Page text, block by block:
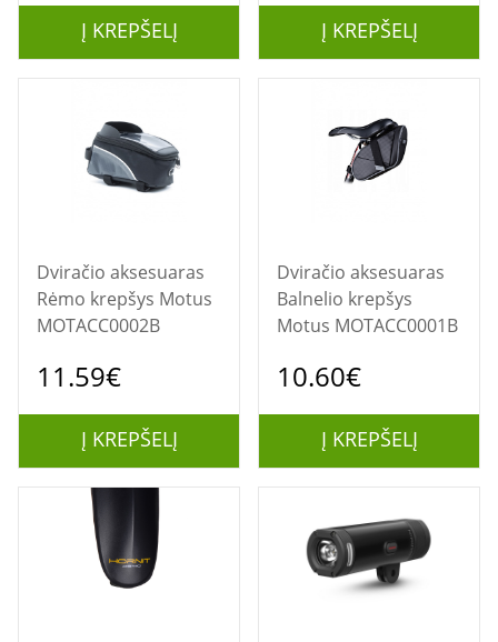
Į KREPŠELĮ Į KREPŠELĮ
Dviračio aksesuaras
Rėmo krepšys Motus
MOTACC0002B
11.59€
Į KREPŠELĮ
Dviračio aksesuaras
Balnelio krepšys
Motus MOTACC0001B
10.60€
Į KREPŠELĮ